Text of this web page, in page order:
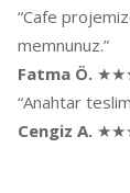
“Cafe
memnunuz.”
Fatma Ö.
“Anahtar
Cengiz A.